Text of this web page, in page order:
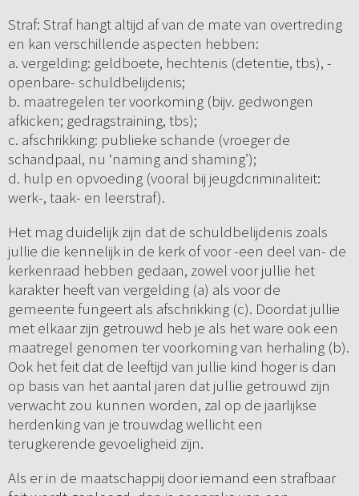
Straf: Straf hangt altijd af van de mate van overtreding
en kan verschillende aspecten hebben:
a. vergelding: geldboete, hechtenis (detentie, tbs), -
openbare- schuldbelijdenis;
b. maatregelen ter voorkoming (bijv. gedwongen
afkicken; gedragstraining, tbs);
c. afschrikking: publieke schande (vroeger de
schandpaal, nu ‘naming and shaming’);
d. hulp en opvoeding (vooral bij jeugdcriminaliteit:
werk-, taak- en leerstraf).
Het mag duidelijk zijn dat de schuldbelijdenis zoals
jullie die kennelijk in de kerk of voor -een deel van- de
kerkenraad hebben gedaan, zowel voor jullie het
karakter heeft van vergelding (a) als voor de
gemeente fungeert als afschrikking (c). Doordat jullie
met elkaar zijn getrouwd heb je als het ware ook een
maatregel genomen ter voorkoming van herhaling (b).
Ook het feit dat de leeftijd van jullie kind hoger is dan
op basis van het aantal jaren dat jullie getrouwd zijn
verwacht zou kunnen worden, zal op de jaarlijkse
herdenking van je trouwdag wellicht een
terugkerende gevoeligheid zijn.
Als er in de maatschappij door iemand een strafbaar